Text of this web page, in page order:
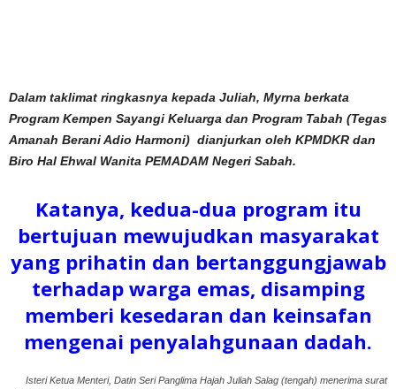
Dalam taklimat ringkasnya kepada Juliah, Myrna berkata
Program Kempen Sayangi Keluarga dan Program Tabah (Tegas
Amanah Berani Adio Harmoni) dianjurkan oleh KPMDKR dan
Biro Hal Ehwal Wanita PEMADAM Negeri Sabah.
Katanya, kedua-dua program itu
bertujuan mewujudkan masyarakat
yang prihatin dan bertanggungjawab
terhadap warga emas, disamping
memberi kesedaran dan keinsafan
mengenai penyalahgunaan dadah.
Isteri Ketua Menteri, Datin Seri Panglima Hajah Juliah Salag (tengah) menerima surat